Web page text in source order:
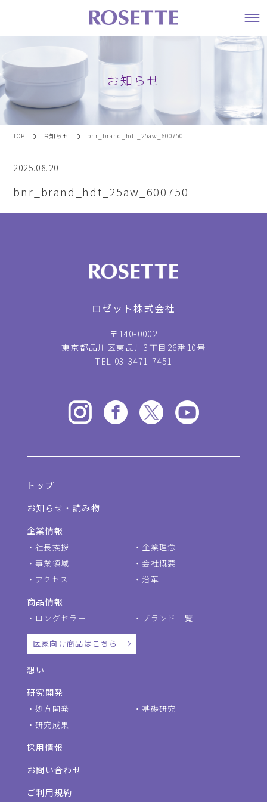
お知らせ
TOP お知らせ bnr_brand_hdt_25aw_600750
2025.08.20
bnr_brand_hdt_25aw_600750
ロゼット株式会社
〒140-0002
東京都品川区東品川3丁目26番10号
TEL 03-3471-7451
トップ
お知らせ・読み物
企業情報
社長挨拶
企業理念
事業領域
会社概要
アクセス
沿革
商品情報
ロングセラー ブランド一覧
医家向け商品はこちら
想い
研究開発
処方開発
基礎研究
研究成果
採用情報
お問い合わせ
ご利用規約